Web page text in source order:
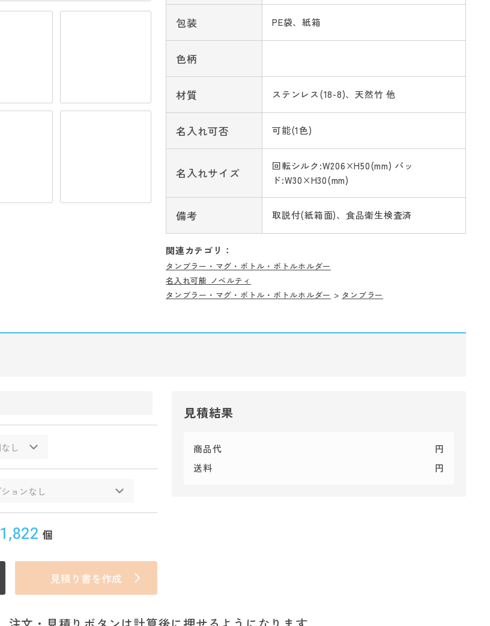
包装 PE袋、紙箱
色柄
材質 ステンレス(18-8)、天然竹 他
名入れ可否 可能(1色)
名入れサイズ
回転シルク:W206×H50(mm) パッ
ド:W30×H30(mm)
備考 取説付(紙箱面)、食品衛生検査済
関連カテゴリ：
タンブラー・マグ・ボトル・ボトルホルダー
名入れ可能 ノベルティ
タンブラー・マグ・ボトル・ボトルホルダー > タンブラー
1,822 個
見積り書を作成
見積結果
商品代
円
送料
円